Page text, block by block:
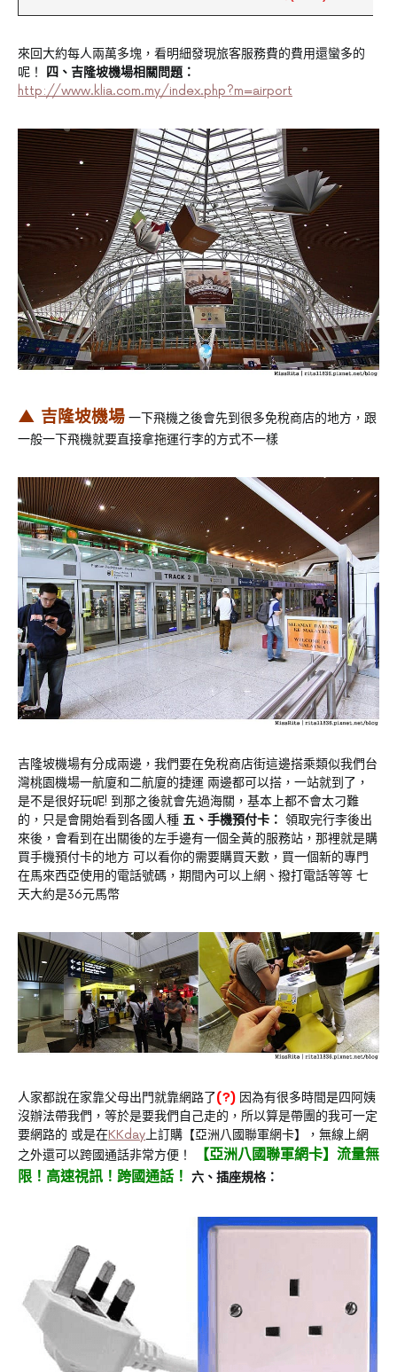
來回大約每人兩萬多塊，看明細發現旅客服務費的費用還蠻多的
呢！
四、吉隆坡機場相關問題：
http://www.klia.com.my/index.php?m=airport
▲ 吉隆坡機場 一下飛機之後會先到很多免稅商店的地方，跟
一般一下飛機就要直接拿拖運行李的方式不一樣
吉隆坡機場有分成兩邊，我們要在免稅商店街這邊搭乘類似我們台
灣桃園機場一航廈和二航廈的捷運 兩邊都可以搭，一站就到了，
是不是很好玩呢! 到那之後就會先過海關，基本上都不會太刁難
的，只是會開始看到各國人種 五、手機預付卡： 領取完行李後出
來後，會看到在出關後的左手邊有一個全黃的服務站，那裡就是購
買手機預付卡的地方 可以看你的需要購買天數，買一個新的專門
在馬來西亞使用的電話號碼，期間內可以上網、撥打電話等等 七
天大約是36元馬幣
人家都說在家靠父母出門就靠網路了(?) 因為有很多時間是四阿姨
沒辦法帶我們，等於是要我們自己走的，所以算是帶團的我可一定
要網路的 或是在KKday 上訂購【亞洲八國聯軍網卡】，無線上網
之外還可以跨國通話非常方便！
【亞洲八國聯軍網卡】流量無
限！高速視訊！跨國通話！ 六、插座規格：